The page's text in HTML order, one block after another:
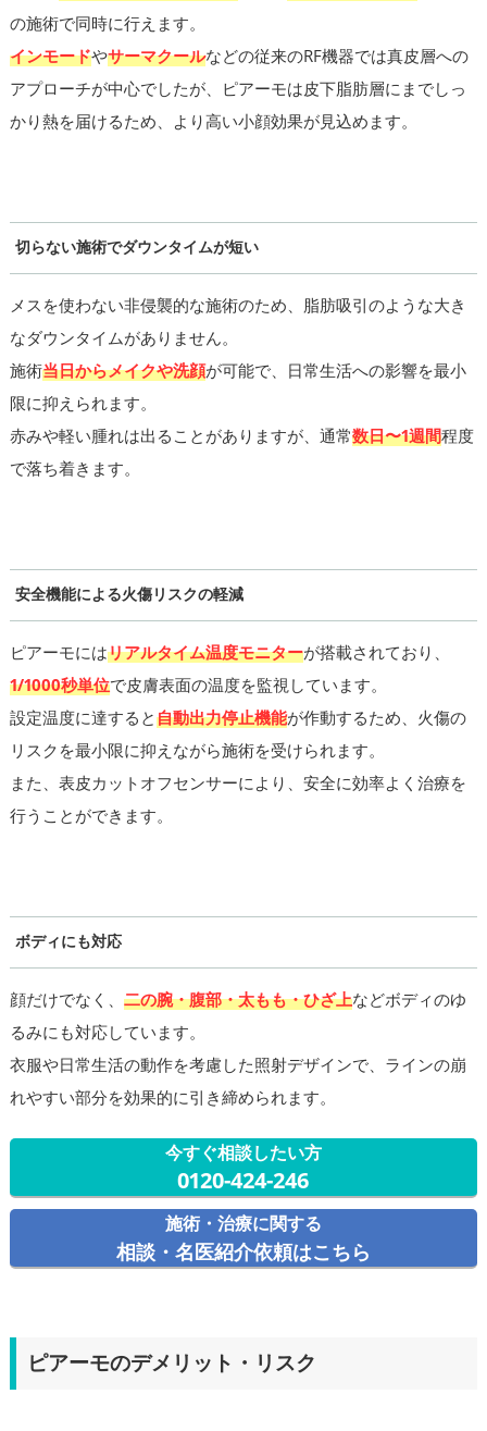
の施術で同時に行えます。
インモードやサーマクールなどの従来のRF機器では真皮層への
アプローチが中心でしたが、ピアーモは皮下脂肪層にまでしっ
かり熱を届けるため、より高い小顔効果が見込めます。
切らない施術でダウンタイムが短い
メスを使わない非侵襲的な施術のため、脂肪吸引のような大き
なダウンタイムがありません。
施術当日からメイクや洗顔が可能で、日常生活への影響を最小
限に抑えられます。
赤みや軽い腫れは出ることがありますが、通常数日〜1週間程度
で落ち着きます。
安全機能による火傷リスクの軽減
ピアーモにはリアルタイム温度モニターが搭載されており、
1/1000秒単位で皮膚表面の温度を監視しています。
設定温度に達すると自動出力停止機能が作動するため、火傷の
リスクを最小限に抑えながら施術を受けられます。
また、表皮カットオフセンサーにより、安全に効率よく治療を
行うことができます。
ボディにも対応
顔だけでなく、 二の腕・腹部・太もも・ひざ上などボディのゆ
るみにも対応しています。
衣服や日常生活の動作を考慮した照射デザインで、ラインの崩
れやすい部分を効果的に引き締められます。
今すぐ相談したい方
0120-424-246
施術・治療に関する
相談・名医紹介依頼はこちら
ピアーモのデメリット・リスク